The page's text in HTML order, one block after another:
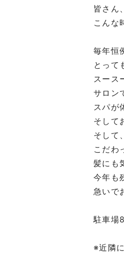
皆さん
こんな
毎年恒
とって
スース
サロン
スパが
そして
そして
こだわ
髪にも
今年も
急いで
駐車場
※近隣